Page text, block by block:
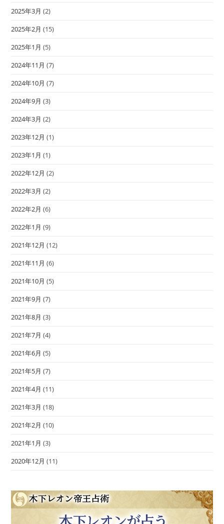
2025年3月 (2)
2025年2月 (15)
2025年1月 (5)
2024年11月 (7)
2024年10月 (7)
2024年9月 (3)
2024年3月 (2)
2023年12月 (1)
2023年1月 (1)
2022年12月 (2)
2022年3月 (2)
2022年2月 (6)
2022年1月 (9)
2021年12月 (12)
2021年11月 (6)
2021年10月 (5)
2021年9月 (7)
2021年8月 (3)
2021年7月 (4)
2021年6月 (5)
2021年5月 (7)
2021年4月 (11)
2021年3月 (18)
2021年2月 (10)
2021年1月 (3)
2020年12月 (11)